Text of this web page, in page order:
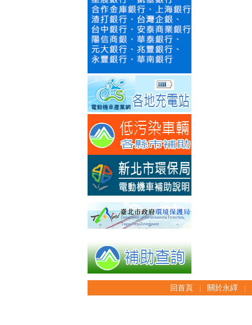
回首頁 | 關於永繹 |